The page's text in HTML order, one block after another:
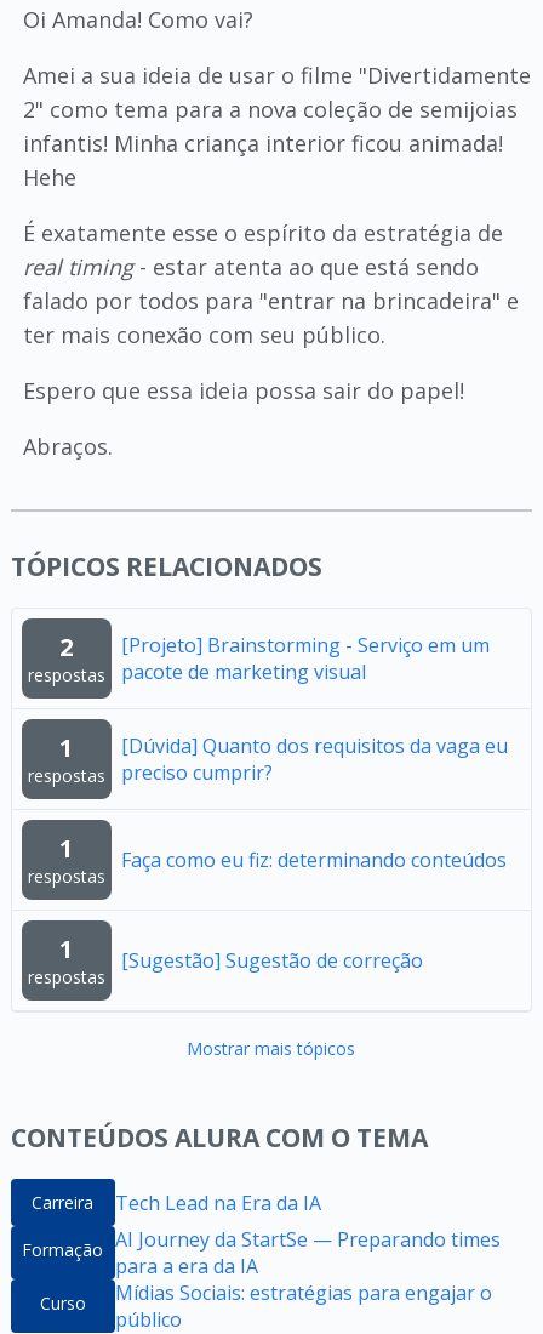
Oi Amanda! Como vai?
Amei a sua ideia de usar o filme "Divertidamente
2" como tema para a nova coleção de semijoias
infantis! Minha criança interior ficou animada!
Hehe
É exatamente esse o espírito da estratégia de
real timing- estar atenta ao que está sendo
falado por todos para "entrar na brincadeira" e
ter mais conexão com seu público.
Espero que essa ideia possa sair do papel!
Abraços.
TÓPICOS RELACIONADOS
2
respostas
[Projeto] Brainstorming - Serviço em um
pacote de marketing visual
1
respostas
[Dúvida] Quanto dos requisitos da vaga eu
preciso cumprir?
1
respostas
Faça como eu fiz: determinando conteúdos
1
respostas
[Sugestão] Sugestão de correção
Mostrar mais tópicos
CONTEÚDOS ALURA COM O TEMA
Carreira Tech Lead na Era da IA
Formação AI Journey da StartSe — Preparando times
para a era da IA
Curso
Mídias Sociais: estratégias para engajar o
público